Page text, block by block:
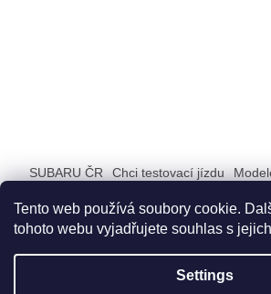
Tento web používá soubory cookie.
tohoto webu vyjadřujete souhlas s
Settings
SUBARU ČR Chci testovací jízdu
Created by Shoptet